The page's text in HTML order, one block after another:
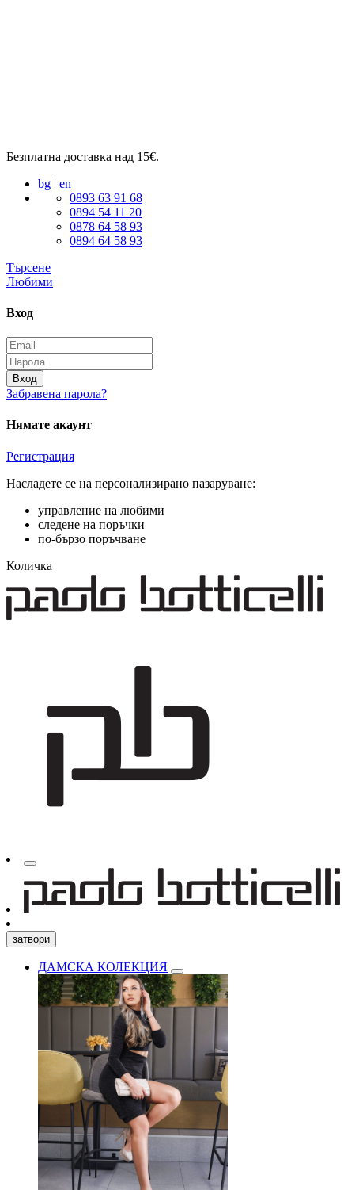
Безплатна доставка над 15€.
bg | en
0893 63 91 68
0894 54 11 20
0878 64 58 93
0894 64 58 93
Търсене
Любими
Вход
Вход
Забравена парола?
Нямате акаунт
Регистрация
Насладете се на персонализирано пазаруване:
управление на любими
следене на поръчки
по-бързо поръчване
Количка
затвори
ДАМСКА КОЛЕКЦИЯ